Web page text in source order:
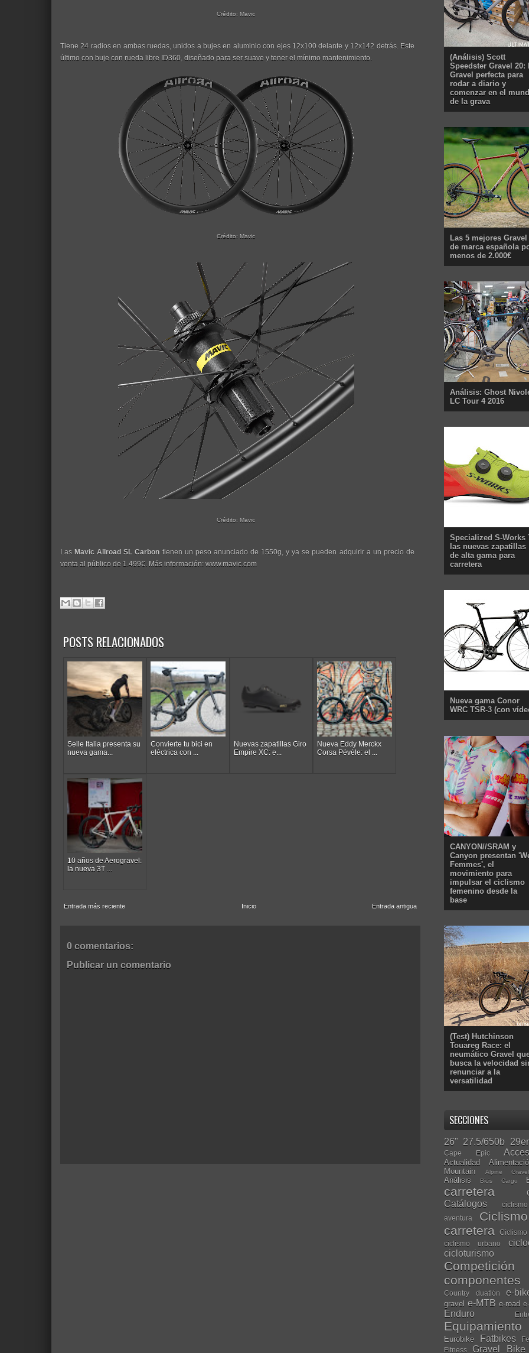
Crédito: Mavic
Tiene 24 radios en ambas ruedas, unidos a bujes en aluminio con ejes 12x100 delante y 12x142 detrás. Este
último con buje con rueda libre ID360, diseñado para ser suave y tener el mínimo mantenimiento.
Crédito: Mavic
Crédito: Mavic
Las Mavic Allroad SL Carbon tienen un peso anunciado de 1550g, y ya se pueden adquirir a un precio de
venta al público de 1.499€. Más información: www.mavic.com
POSTS RELACIONADOS
Selle Italia presenta su
nueva gama...
Convierte tu bici en
eléctrica con ...
Nuevas zapatillas Giro
Empire XC: e...
Nueva Eddy Merckx
Corsa Pévèle: el ...
10 años de Aerogravel:
la nueva 3T ...
Entrada más reciente Entrada antigua
Inicio
0 comentarios:
Publicar un comentario
(Análisis) Scott
Speedster Gravel 20:
Gravel perfecta para
rodar a diario y
comenzar en el
de la grava
Las 5 mejores Gravel
de marca española
menos de 2.000€
Análisis: Ghost
LC Tour 4 2016
Specialized S-Works
las nuevas zapatillas
de alta gama para
carretera
Nueva gama Conor
WRC TSR-3 (con
CANYON//SRAM y
Canyon presentan
Femmes', el
movimiento para
impulsar el ciclismo
femenino desde la
base
(Test) Hutchinson
Touareg Race: el
neumático Gravel
busca la velocidad
renunciar a la
versatilidad
SECCIONES
26" 27.5/650b 29er
Cape Epic
Actualidad
Mountain
Alpine
Análisis Bicis Cargo
carretera
Catálogos
aventura
carretera
Ciclismo
ciclismo urbano
cicloturismo
Competición
componentes
Country duatlón e-
gravel e-MTB e-road
Enduro
Equipamiento
Eurobike Fatbikes
Fitness
Gravel Bike